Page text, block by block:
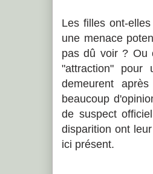
Les filles ont-
une menace
pas dû voir ? Ou
"attraction"
demeurent
beaucoup
de suspect
disparition ont
ici présent.